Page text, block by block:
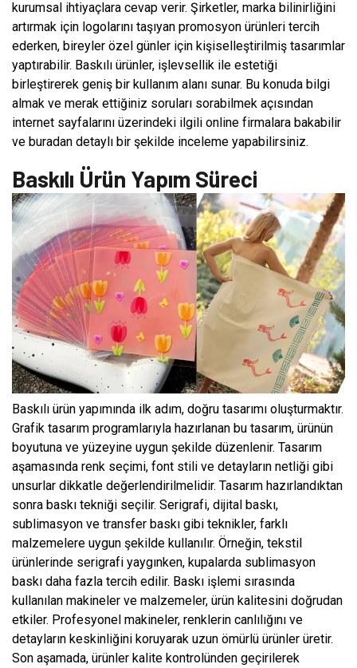
kurumsal ihtiyaçlara cevap verir. Şirketler, marka bilinirliğini
artırmak için logolarını taşıyan promosyon ürünleri tercih
ederken, bireyler özel günler için kişiselleştirilmiş tasarımlar
yaptırabilir. Baskılı ürünler, işlevsellik ile estetiği
birleştirerek geniş bir kullanım alanı sunar. Bu konuda bilgi
almak ve merak ettiğiniz soruları sorabilmek açısından
internet sayfalarını üzerindeki ilgili online firmalara bakabilir
ve buradan detaylı bir şekilde inceleme yapabilirsiniz.
Baskılı Ürün Yapım Süreci
Baskılı ürün yapımında ilk adım, doğru tasarımı oluşturmaktır.
Grafik tasarım programlarıyla hazırlanan bu tasarım, ürünün
boyutuna ve yüzeyine uygun şekilde düzenlenir. Tasarım
aşamasında renk seçimi, font stili ve detayların netliği gibi
unsurlar dikkatle değerlendirilmelidir. Tasarım hazırlandıktan
sonra baskı tekniği seçilir. Serigrafi, dijital baskı,
sublimasyon ve transfer baskı gibi teknikler, farklı
malzemelere uygun şekilde kullanılır. Örneğin, tekstil
ürünlerinde serigrafi yaygınken, kupalarda sublimasyon
baskı daha fazla tercih edilir. Baskı işlemi sırasında
kullanılan makineler ve malzemeler, ürün kalitesini doğrudan
etkiler. Profesyonel makineler, renklerin canlılığını ve
detayların keskinliğini koruyarak uzun ömürlü ürünler üretir.
Son aşamada, ürünler kalite kontrolünden geçirilerek